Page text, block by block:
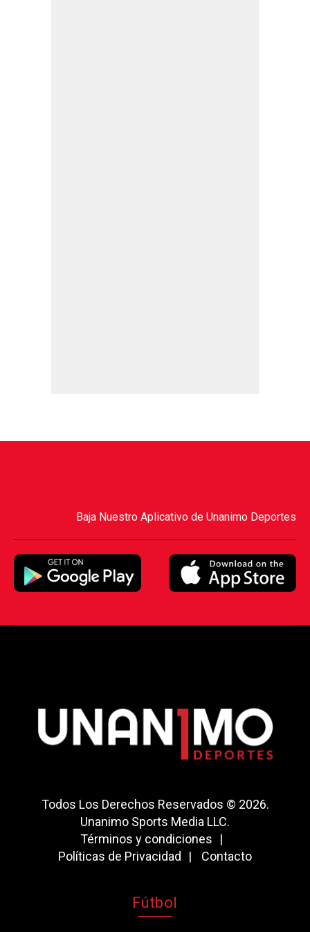
Baja Nuestro Aplicativo de Unanimo Deportes
Todos Los Derechos Reservados © 2026.
Unanimo Sports Media LLC.
Términos y condiciones
Políticas de Privacidad
Contacto
Fútbol